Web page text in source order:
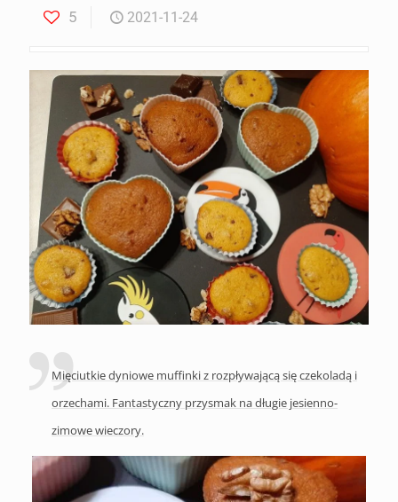
5 2021-11-24
Mięciutkie dyniowe muffinki z rozpływającą się czekoladą i
orzechami. Fantastyczny przysmak na długie jesienno-
zimowe wieczory.